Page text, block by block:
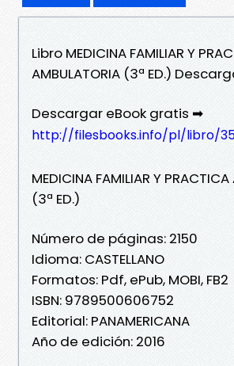
Libro MEDICINA FAMILIAR Y
AMBULATORIA (3ª ED.)
Descargar eBook gratis ➡
http://filesbooks.info/pl/libro/
MEDICINA FAMILIAR Y
(3ª ED.)
Número de páginas: 2150
Idioma: CASTELLANO
Formatos: Pdf, ePub, MOBI, FB2
ISBN: 9789500606752
Editorial: PANAMERICANA
Año de edición: 2016